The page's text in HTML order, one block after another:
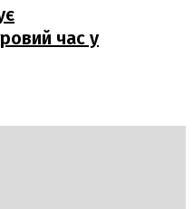
час у